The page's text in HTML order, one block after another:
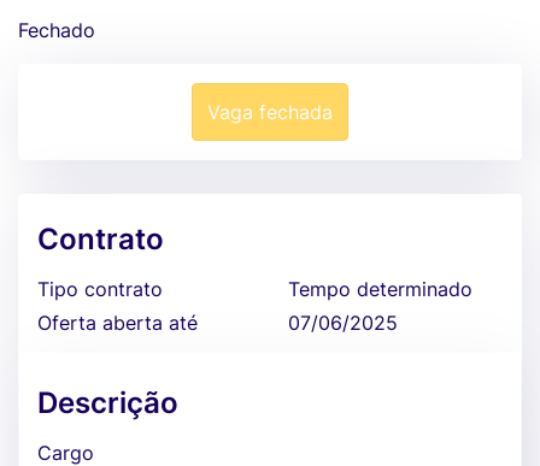
Fechado
Vaga fechada
Contrato
Tipo contrato
Tempo determinado
Oferta aberta até
07/06/2025
Descrição
Cargo